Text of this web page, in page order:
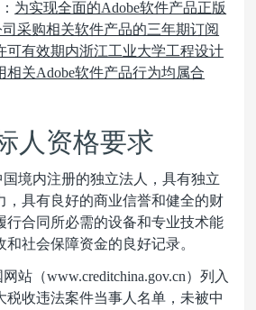
为实现全面的Adobe软件产品正版
采购相关软件产品的三年期订阅
可有效期内浙江工业大学工程设计
相关Adobe软件产品行为均属合
人资格要求
境内注册的独立法人，具有独立
，具有良好的商业信誉和健全的财
行合同所必需的设备和专业技术能
社会保障资金的良好记录。
站（www.creditchina.gov.cn）列入
税收违法案件当事人名单，未被中